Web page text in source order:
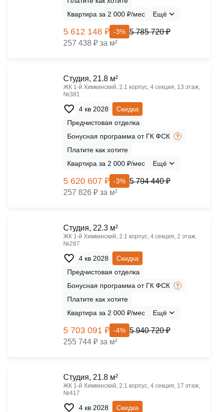
Квартира за 2 000 ₽/мес
Ещё
5 612 148 ₽ -3% 5 785 720 ₽
257 438 ₽ за м²
Cтудия, 21.8 м²
ЖК 1‑й Химкинский, 2.1 корпус, 4 секция, 13 этаж,
№381
4 кв 2028
Скидка
Предчистовая отделка
Бонусная программа от ГК ФСК
Платите как хотите
Квартира за 2 000 ₽/мес
Ещё
5 620 607 ₽ -3% 5 794 440 ₽
257 826 ₽ за м²
Cтудия, 22.3 м²
ЖК 1‑й Химкинский, 2.1 корпус, 4 секция, 2 этаж,
№287
4 кв 2028
Скидка
Предчистовая отделка
Бонусная программа от ГК ФСК
Платите как хотите
Квартира за 2 000 ₽/мес
Ещё
5 703 091 ₽ -4% 5 940 720 ₽
255 744 ₽ за м²
Cтудия, 21.8 м²
ЖК 1‑й Химкинский, 2.1 корпус, 4 секция, 17 этаж,
№417
4 кв 2028
Скидка